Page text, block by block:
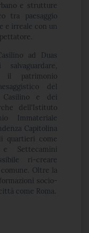
e strutture
tra paesaggio
e irreale con un
ad Duas
il patrimonio
del
Casilino e dei
dell'Istituto
Immateriale
Capitolina
quartieri come
Settecamini
ri-creare
Oltre la
socio-
come Roma.